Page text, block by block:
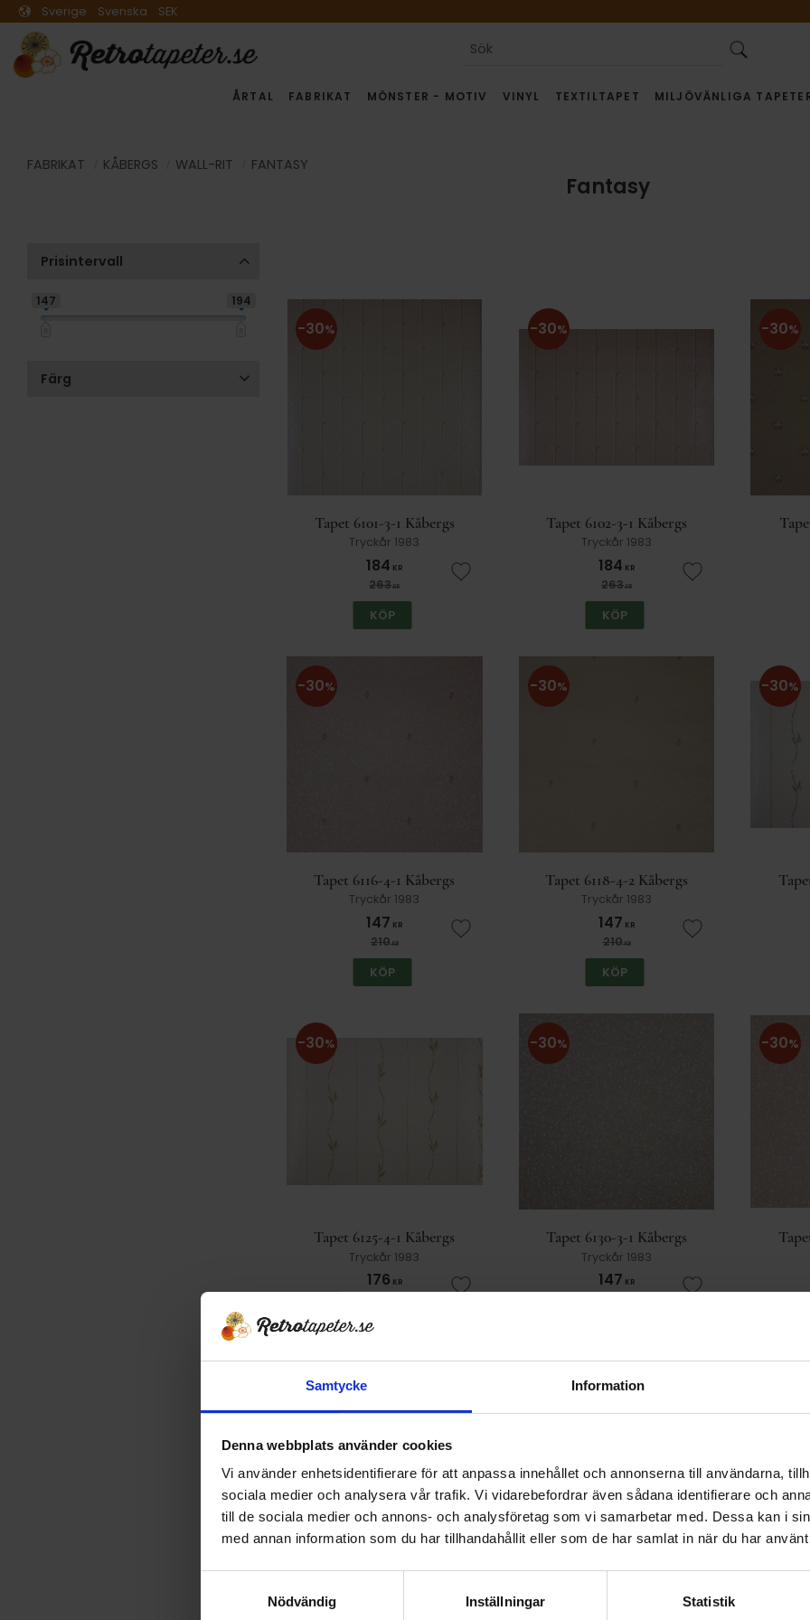
Samtycke Information
Denna webbplats använder cookies
Vi använder enhetsidentifierare för att anpassa innehållet och annonserna till användarna,
sociala medier och analysera vår trafik. Vi vidarebefordrar även sådana identifierare och
till de sociala medier och annons- och analysföretag som vi samarbetar med. Dessa kan i
med annan information som du har tillhandahållit eller som de har samlat in när du har
Nödvändig Inställningar Statistik
Sverige Svenska SEK
ÅRTAL FABRIKAT MÖNSTER - MOTIV VINYL TEXTILTAPET MILJÖVÄNLIGA
FABRIKAT KÅBERGS WALL-RIT FANTASY
Fantasy
Prisintervall
147 194
Färg
Tapet 6101-3-1 Kåbergs
Tryckår 1983
184 KR
263KR
30%
Lägg till i favoriter
KÖP
Tapet 6102-3-1 Kåbergs
Tryckår 1983
184 KR
263KR
30%
Lägg till i favoriter
KÖP
30%
Tapet 6116-4-1 Kåbergs
Tryckår 1983
147 KR
210KR
30%
Lägg till i favoriter
KÖP
Tapet 6118-4-2 Kåbergs
Tryckår 1983
147 KR
210KR
30%
Lägg till i favoriter
KÖP
30%
Tapet 6125-4-1 Kåbergs
Tryckår 1983
176 KR
30%
Lägg till i favoriter
KÖP
Tapet 6130-3-1 Kåbergs
Tryckår 1983
147 KR
30%
Lägg till i
30%
Tapet 6134-4-1 Kåbergs Tapet 6135-3-1 Kåbergs